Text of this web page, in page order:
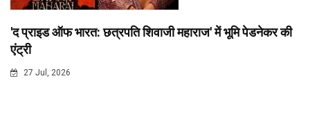
'द प्राइड ऑफ भारत: छत्रपति शिवाजी महाराज' में भूमि पेडनेकर की
एंट्री
27 Jul, 2026